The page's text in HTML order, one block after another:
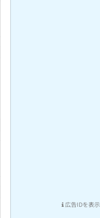
広告IDを表示